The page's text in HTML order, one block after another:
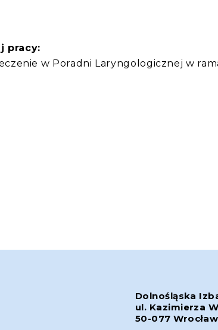
pracy:
w Poradni Laryngologicznej w
Dolnośląska
ul. Kazimierza
50-077 Wrocław